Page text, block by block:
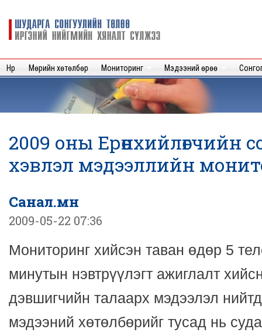
Шударга
сонгуулийн
нийгмийн
хяналт
Нүүр Мөрийн хөтөлбөр Мониторинг Мэдээний өрөө
2009 оны Ерөнхийлөгчийн
хэвлэл мэдээллийн
Санал.мн
2009-05-22 07:36
Мониторинг хийсэн таван өдөр 5
минутын нэвтрүүлэгт ажиглалт
дэвшигчийн талаарх мэдээлэл
мэдээний хөтөлбөрийг тусад нь